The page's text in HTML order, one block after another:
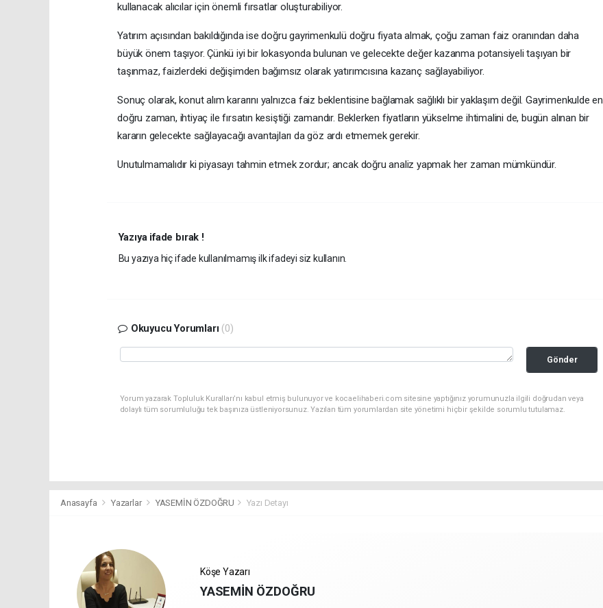
kullanacak alıcılar için önemli fırsatlar oluşturabiliyor.
Yatırım açısından bakıldığında ise doğru gayrimenkulü doğru fiyata almak, çoğu zaman faiz oranından daha
büyük önem taşıyor. Çünkü iyi bir lokasyonda bulunan ve gelecekte değer kazanma potansiyeli taşıyan bir
taşınmaz, faizlerdeki değişimden bağımsız olarak yatırımcısına kazanç sağlayabiliyor.
Sonuç olarak, konut alım kararını yalnızca faiz beklentisine bağlamak sağlıklı bir yaklaşım değil. Gayrimenkulde en
doğru zaman, ihtiyaç ile fırsatın kesiştiği zamandır. Beklerken fiyatların yükselme ihtimalini de, bugün alınan bir
kararın gelecekte sağlayacağı avantajları da göz ardı etmemek gerekir.
Unutulmamalıdır ki piyasayı tahmin etmek zordur; ancak doğru analiz yapmak her zaman mümkündür.
Yazıya ifade bırak !
Bu yazıya hiç ifade kullanılmamış ilk ifadeyi siz kullanın.
Okuyucu Yorumları (0)
Gönder
Yorum yazarak Topluluk Kuralları’nı kabul etmiş bulunuyor ve kocaelihaberi.com sitesine yaptığınız yorumunuzla ilgili doğrudan veya
dolaylı tüm sorumluluğu tek başınıza üstleniyorsunuz. Yazılan tüm yorumlardan site yönetimi hiçbir şekilde sorumlu tutulamaz.
Anasayfa Yazarlar YASEMİN ÖZDOĞRU Yazı Detayı
Köşe Yazarı
YASEMİN ÖZDOĞRU